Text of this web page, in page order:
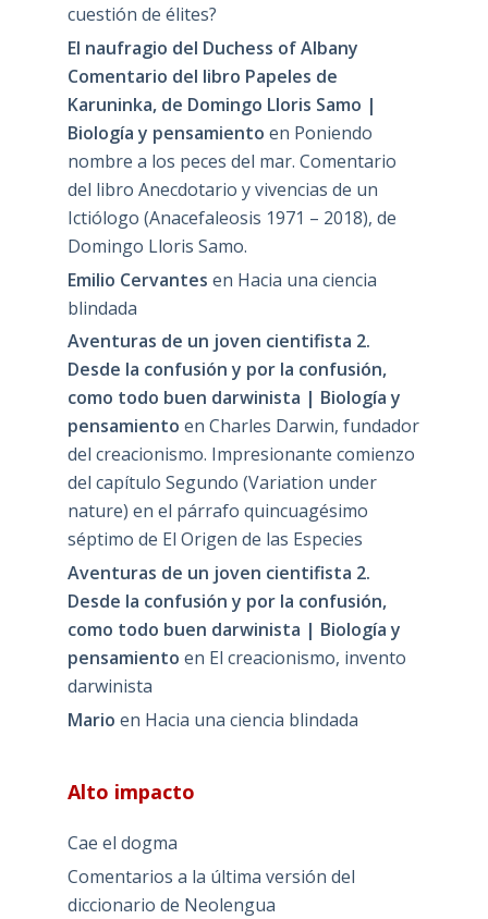
cuestión de élites?
El naufragio del Duchess of Albany
Comentario del libro Papeles de
Karuninka, de Domingo Lloris Samo |
Biología y pensamiento en Poniendo
nombre a los peces del mar. Comentario
del libro Anecdotario y vivencias de un
Ictiólogo (Anacefaleosis 1971 – 2018), de
Domingo Lloris Samo.
Emilio Cervantes en Hacia una ciencia
blindada
Aventuras de un joven cientifista 2.
Desde la confusión y por la confusión,
como todo buen darwinista | Biología y
pensamiento en Charles Darwin, fundador
del creacionismo. Impresionante comienzo
del capítulo Segundo (Variation under
nature) en el párrafo quincuagésimo
séptimo de El Origen de las Especies
Aventuras de un joven cientifista 2.
Desde la confusión y por la confusión,
como todo buen darwinista | Biología y
pensamiento en El creacionismo, invento
darwinista
Mario en Hacia una ciencia blindada
Alto impacto
Cae el dogma
Comentarios a la última versión del
diccionario de Neolengua